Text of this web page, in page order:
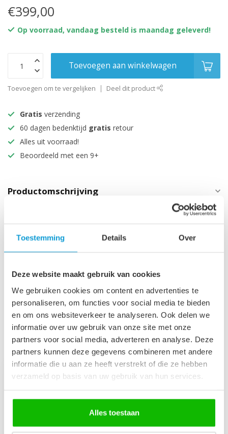
Toestemming Details Over
Deze website maakt gebruik van cookies
We gebruiken cookies om content en advertenties te
personaliseren, om functies voor social media te bieden
en om ons websiteverkeer te analyseren. Ook delen we
informatie over uw gebruik van onze site met onze
partners voor social media, adverteren en analyse. Deze
partners kunnen deze gegevens combineren met andere
informatie die u aan ze heeft verstrekt of die ze hebben
verzameld op basis van uw gebruik van hun services.
Alles toestaan
€399,00
Op voorraad, vandaag besteld is maandag geleverd!
Toevoegen aan winkelwagen
Toevoegen om te vergelijken Deel dit product
Gratis verzending
60 dagen bedenktijd gratis retour
Alles uit voorraad!
Beoordeeld met een 9+
Productomschrijving
Maak je aankoop compleet
Wastafelkraan Cody - zwart
Op voorraad
€64,95
Recent bekeken